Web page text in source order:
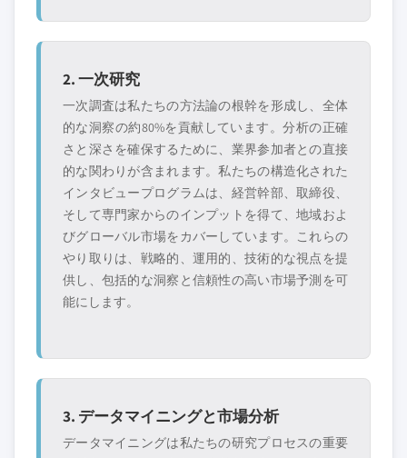
2. 一次研究
一次調査は私たちの方法論の根幹を形成し、全体
的な洞察の約80%を貢献しています。分析の正確
さと深さを確保するために、業界参加者との直接
的な関わりが含まれます。私たちの構造化された
インタビュープログラムは、経営幹部、取締役、
そして専門家からのインプットを得て、地域およ
びグローバル市場をカバーしています。これらの
やり取りは、戦略的、運用的、技術的な視点を提
供し、包括的な洞察と信頼性の高い市場予測を可
能にします。
3. データマイニングと市場分析
データマイニングは私たちの研究プロセスの重要